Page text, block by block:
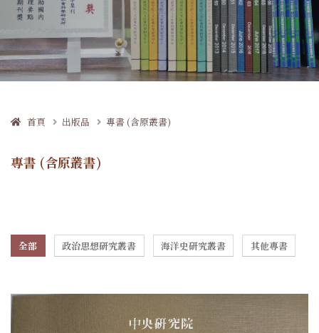
首頁 出版品 專書 (含原叢書)
專書 (含原叢書)
全部 政治思想研究叢書 海洋史研究叢書 其他專書